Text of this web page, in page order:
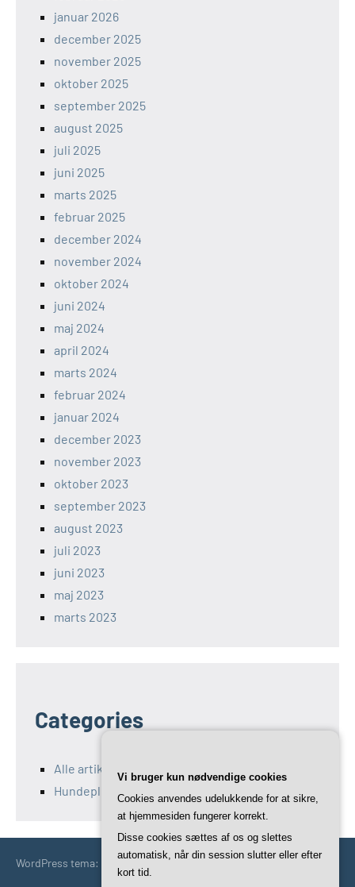
januar 2026
december 2025
november 2025
oktober 2025
september 2025
august 2025
juli 2025
juni 2025
marts 2025
februar 2025
december 2024
november 2024
oktober 2024
juni 2024
maj 2024
april 2024
marts 2024
februar 2024
januar 2024
december 2023
november 2023
oktober 2023
september 2023
august 2023
juli 2023
juni 2023
maj 2023
marts 2023
Categories
Alle artikler fra holger-grand-danois.dk
Hundepleje og -sundhed
WordPress tema: Occasio by ThemeZee.
Vi bruger kun nødvendige cookies
Cookies anvendes udelukkende for at sikre,
at hjemmesiden fungerer korrekt.
Disse cookies sættes af os og slettes
automatisk, når din session slutter eller efter
kort tid.